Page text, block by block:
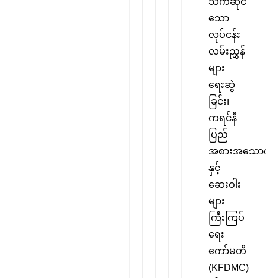
သော
လုပ်ငန်း
လမ်းညွှန်
များ
ရေးဆွဲ
ခြင်း၊
ကရင်နီ
ပြည်
အစားအသေ
နှင့်
ဆေးဝါး
များ
ကြီးကြပ်
ရေး
ကော်မတီ
(KFDMC)